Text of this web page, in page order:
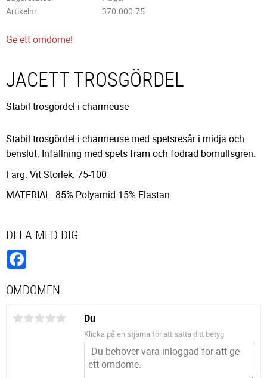
Artikelnr
370.000.75
Ge ett omdöme!
JACETT TROSGÖRDEL
Stabil trosgördel i charmeuse
Stabil trosgördel i charmeuse med spetsresår i midja och
benslut. Infällning med spets fram och fodrad bomullsgren.
Färg: Vit Storlek: 75-100
MATERIAL: 85% Polyamid 15% Elastan
DELA MED DIG
OMDÖMEN
Du
Klicka på en stjärna för att sätta ditt betyg